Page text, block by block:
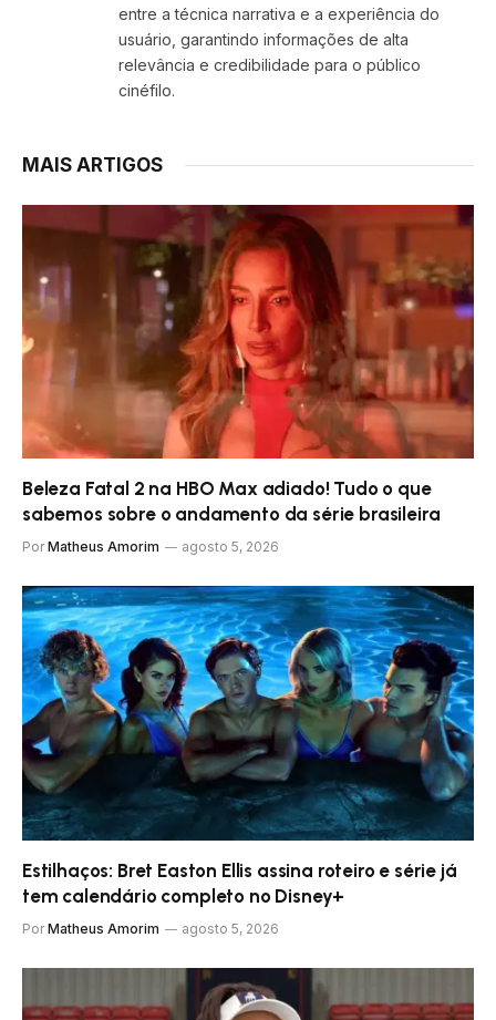
entre a técnica narrativa e a experiência do
usuário, garantindo informações de alta
relevância e credibilidade para o público
cinéfilo.
MAIS ARTIGOS
Beleza Fatal 2 na HBO Max adiado! Tudo o que
sabemos sobre o andamento da série brasileira
Por Matheus Amorim agosto 5, 2026
Estilhaços: Bret Easton Ellis assina roteiro e série já
tem calendário completo no Disney+
Por Matheus Amorim agosto 5, 2026